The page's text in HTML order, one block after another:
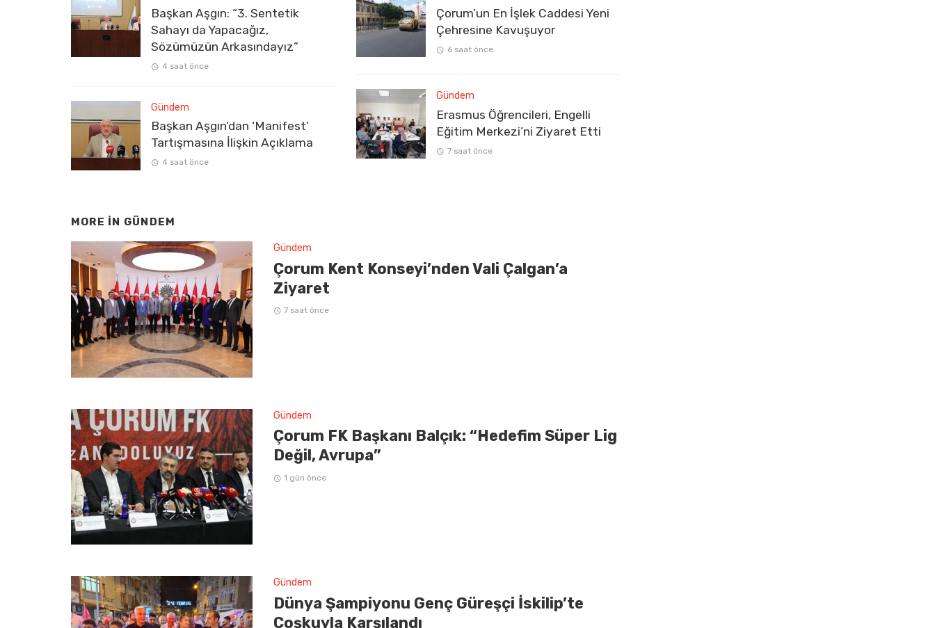
Başkan Aşgın: “3. Sentetik
Sahayı da Yapacağız,
Sözümüzün Arkasındayız”
4 saat önce
Gündem
Başkan Aşgın’dan ‘Manifest’
Tartışmasına İlişkin Açıklama
4 saat önce
Çorum’un En İşlek Caddesi Yeni
Çehresine Kavuşuyor
6 saat önce
Gündem
Erasmus Öğrencileri, Engelli
Eğitim Merkezi’ni Ziyaret Etti
7 saat önce
MORE IN GÜNDEM
Gündem
Çorum Kent Konseyi’nden Vali Çalgan’a
Ziyaret
7 saat önce
Gündem
Çorum FK Başkanı Balçık: “Hedefim Süper Lig
Değil, Avrupa”
1 gün önce
Gündem
Dünya Şampiyonu Genç Güreşçi İskilip’te
Coşkuyla Karşılandı